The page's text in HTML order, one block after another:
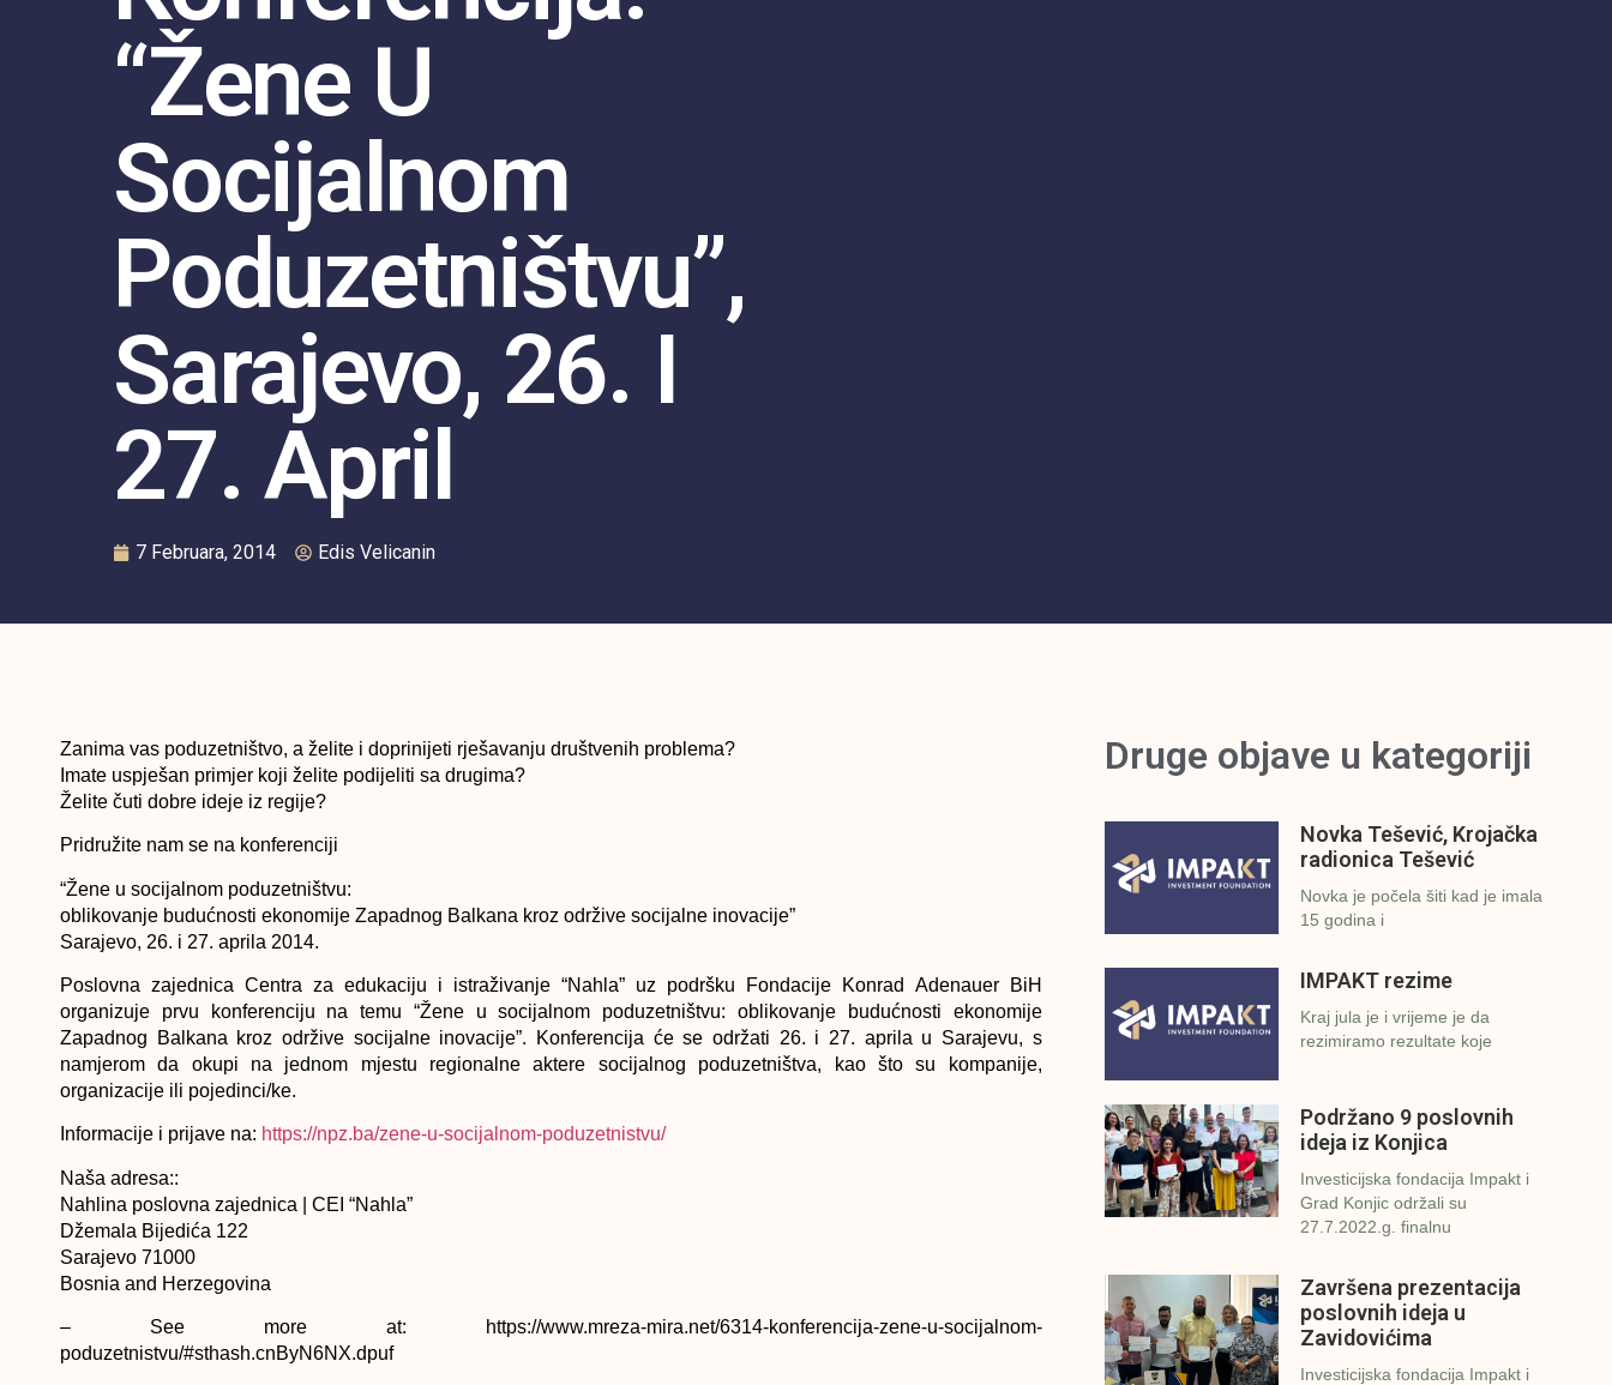
“Žene U
Socijalnom
Poduzetništvu”,
Sarajevo, 26. I
27. April
7 Februara, 2014 Edis Velicanin
Zanima vas poduzetništvo, a želite i doprinijeti rješavanju društvenih problema?
Imate uspješan primjer koji želite podijeliti sa drugima?
Želite čuti dobre ideje iz regije?
Pridružite nam se na konferenciji
“Žene u socijalnom poduzetništvu:
oblikovanje budućnosti ekonomije Zapadnog Balkana kroz održive socijalne inovacije”
Sarajevo, 26. i 27. aprila 2014.
Poslovna zajednica Centra za edukaciju i istraživanje “Nahla” uz podršku Fondacije Konrad Adenauer BiH
organizuje prvu konferenciju na temu “Žene u socijalnom poduzetništvu: oblikovanje budućnosti ekonomije
Zapadnog Balkana kroz održive socijalne inovacije”. Konferencija će se održati 26. i 27. aprila u Sarajevu, s
namjerom da okupi na jednom mjestu regionalne aktere socijalnog poduzetništva, kao što su kompanije,
organizacije ili pojedinci/ke.
Informacije i prijave na: https://npz.ba/zene-u-socijalnom-poduzetnistvu/
Naša adresa::
Nahlina poslovna zajednica | CEI “Nahla”
Džemala Bijedića 122
Sarajevo 71000
Bosnia and Herzegovina
– See more at: https://www.mreza-mira.net/6314-konferencija-zene-u-socijalnom-
poduzetnistvu/#sthash.cnByN6NX.dpuf
Druge objave u kategoriji
Novka Tešević, Krojačka
radionica Tešević
Novka je počela šiti kad je imala
15 godina i
IMPAKT rezime
Kraj jula je i vrijeme je da
rezimiramo rezultate koje
Podržano 9 poslovnih
ideja iz Konjica
Investicijska fondacija Impakt i
Grad Konjic održali su
27.7.2022.g. finalnu
Završena prezentacija
poslovnih ideja u
Zavidovićima
Investicijska fondacija Impakt i